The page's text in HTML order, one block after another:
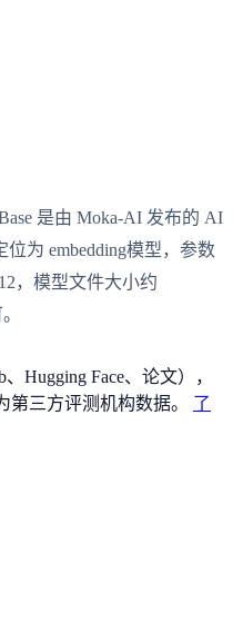
是由 Moka-AI 发布的 AI
为 embedding模型，参数
，模型文件大小约
Hugging Face、论文），
三方评测机构数据。
了